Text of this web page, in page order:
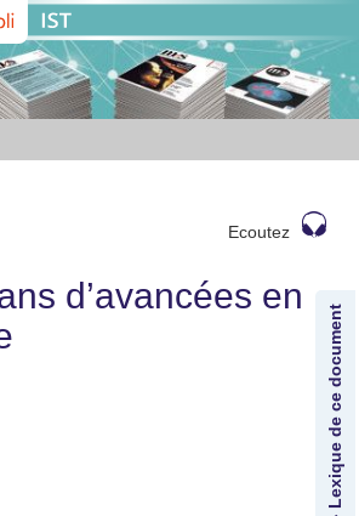
Ecoutez
Lexique de ce document
d’avancées en